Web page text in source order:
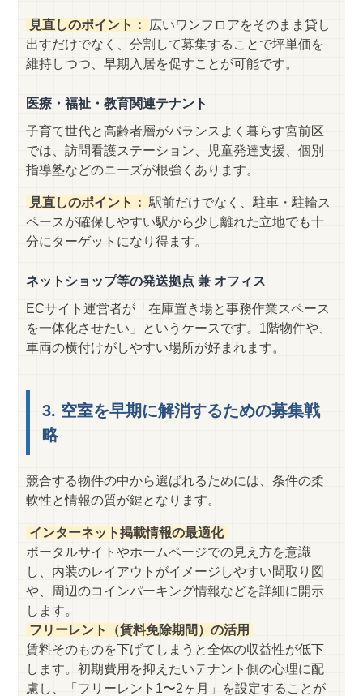
見直しのポイント：
広いワンフロアをそのまま貸し
出すだけでなく、分割して募集することで坪単価を
維持しつつ、早期入居を促すことが可能です。
医療・福祉・教育関連テナント
子育て世代と高齢者層がバランスよく暮らす宮前区
では、訪問看護ステーション、児童発達支援、個別
指導塾などのニーズが根強くあります。
見直しのポイント：
駅前だけでなく、駐車・駐輪ス
ペースが確保しやすい駅から少し離れた立地でも十
分にターゲットになり得ます。
ネットショップ等の発送拠点 兼 オフィス
ECサイト運営者が「在庫置き場と事務作業スペース
を一体化させたい」というケースです。1階物件や、
車両の横付けがしやすい場所が好まれます。
3. 空室を早期に解消するための募集戦
略
競合する物件の中から選ばれるためには、条件の柔
軟性と情報の質が鍵となります。
インターネット掲載情報の最適化
ポータルサイトやホームページでの見え方を意識
し、内装のレイアウトがイメージしやすい間取り図
や、周辺のコインパーキング情報などを詳細に開示
します。
フリーレント（賃料免除期間）の活用
賃料そのものを下げてしまうと全体の収益性が低下
します。初期費用を抑えたいテナント側の心理に配
慮し、「フリーレント1〜2ヶ月」を設定することが